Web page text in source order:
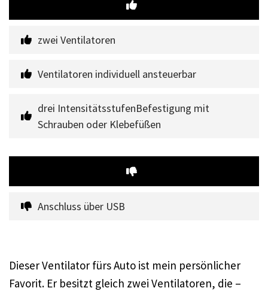
zwei Ventilatoren
Ventilatoren individuell ansteuerbar
drei IntensitätsstufenBefestigung mit
Schrauben oder Klebefüßen
Anschluss über USB
Dieser Ventilator fürs Auto ist mein persönlicher
Favorit. Er besitzt gleich zwei Ventilatoren, die –